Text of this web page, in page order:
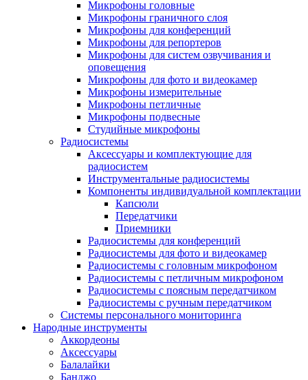
Микрофоны головные
Микрофоны граничного слоя
Микрофоны для конференций
Микрофоны для репортеров
Микрофоны для систем озвучивания и
оповещения
Микрофоны для фото и видеокамер
Микрофоны измерительные
Микрофоны петличные
Микрофоны подвесные
Студийные микрофоны
Радиосистемы
Аксессуары и комплектующие для
радиосистем
Инструментальные радиосистемы
Компоненты индивидуальной комплектации
Капсюли
Передатчики
Приемники
Радиосистемы для конференций
Радиосистемы для фото и видеокамер
Радиосистемы с головным микрофоном
Радиосистемы с петличным микрофоном
Радиосистемы с поясным передатчиком
Радиосистемы с ручным передатчиком
Системы персонального мониторинга
Народные инструменты
Аккордеоны
Аксессуары
Балалайки
Банджо